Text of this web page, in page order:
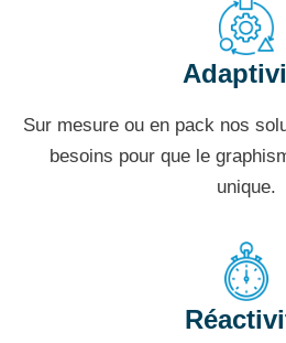
Sur mesure ou en pack nos
besoins pour que le
unique.